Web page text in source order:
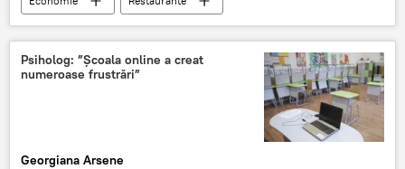
Psiholog: ”Școala online a creat
numeroase frustrări”
Georgiana Arsene